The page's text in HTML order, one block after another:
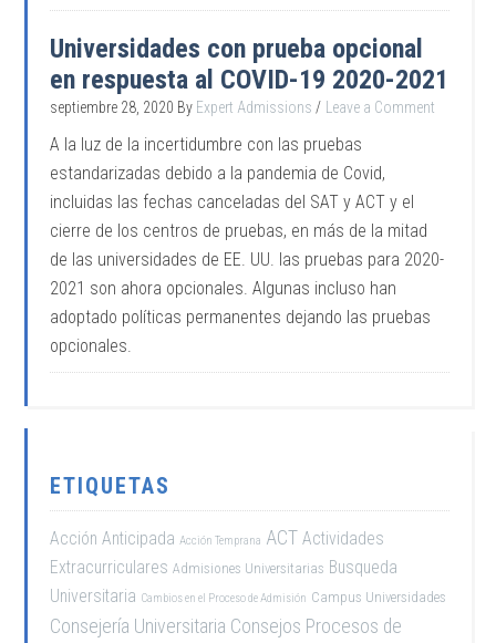
Universidades con prueba opcional
en respuesta al COVID-19 2020-2021
septiembre 28, 2020 By Expert Admissions Leave a Comment
A la luz de la incertidumbre con las pruebas
estandarizadas debido a la pandemia de Covid,
incluidas las fechas canceladas del SAT y ACT y el
cierre de los centros de pruebas, en más de la mitad
de las universidades de EE. UU. las pruebas para 2020-
2021 son ahora opcionales. Algunas incluso han
adoptado políticas permanentes dejando las pruebas
opcionales.
ETIQUETAS
Acción Anticipada Acción Temprana ACT Actividades
Extracurriculares Admisiones Universitarias Busqueda
Universitaria Cambios en el Proceso de Admisión Campus Universidades
Consejería Universitaria Consejos Procesos de